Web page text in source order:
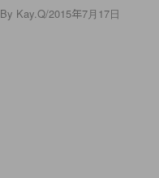
By Kay.Q/2015年7月17日